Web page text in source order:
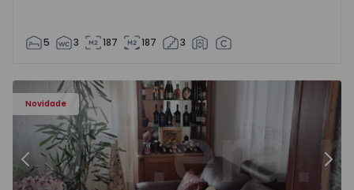
5 3 187 187 3
Novidade
- 1575635 - 12
Andar Moradia T6 Vila Nova de Gaia, Pedroso e Seixezelo
Anterior